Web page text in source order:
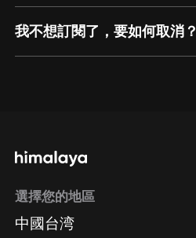
我不想訂閱了，要如何取消？
方法 Google Play取消訂閱方法
選擇您的地區
中國台湾